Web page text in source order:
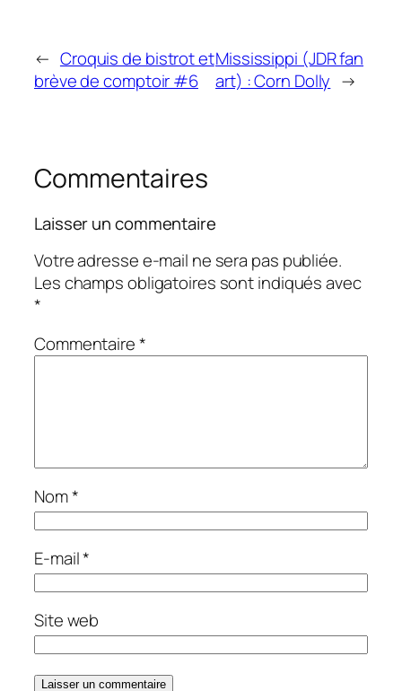
← Croquis de bistrot et
brève de comptoir #6
Mississippi (JDR fan
art) : Corn Dolly →
Commentaires
Laisser un commentaire
Votre adresse e-mail ne sera pas publiée.
Les champs obligatoires sont indiqués avec
*
Commentaire*
Nom*
E-mail*
Site web